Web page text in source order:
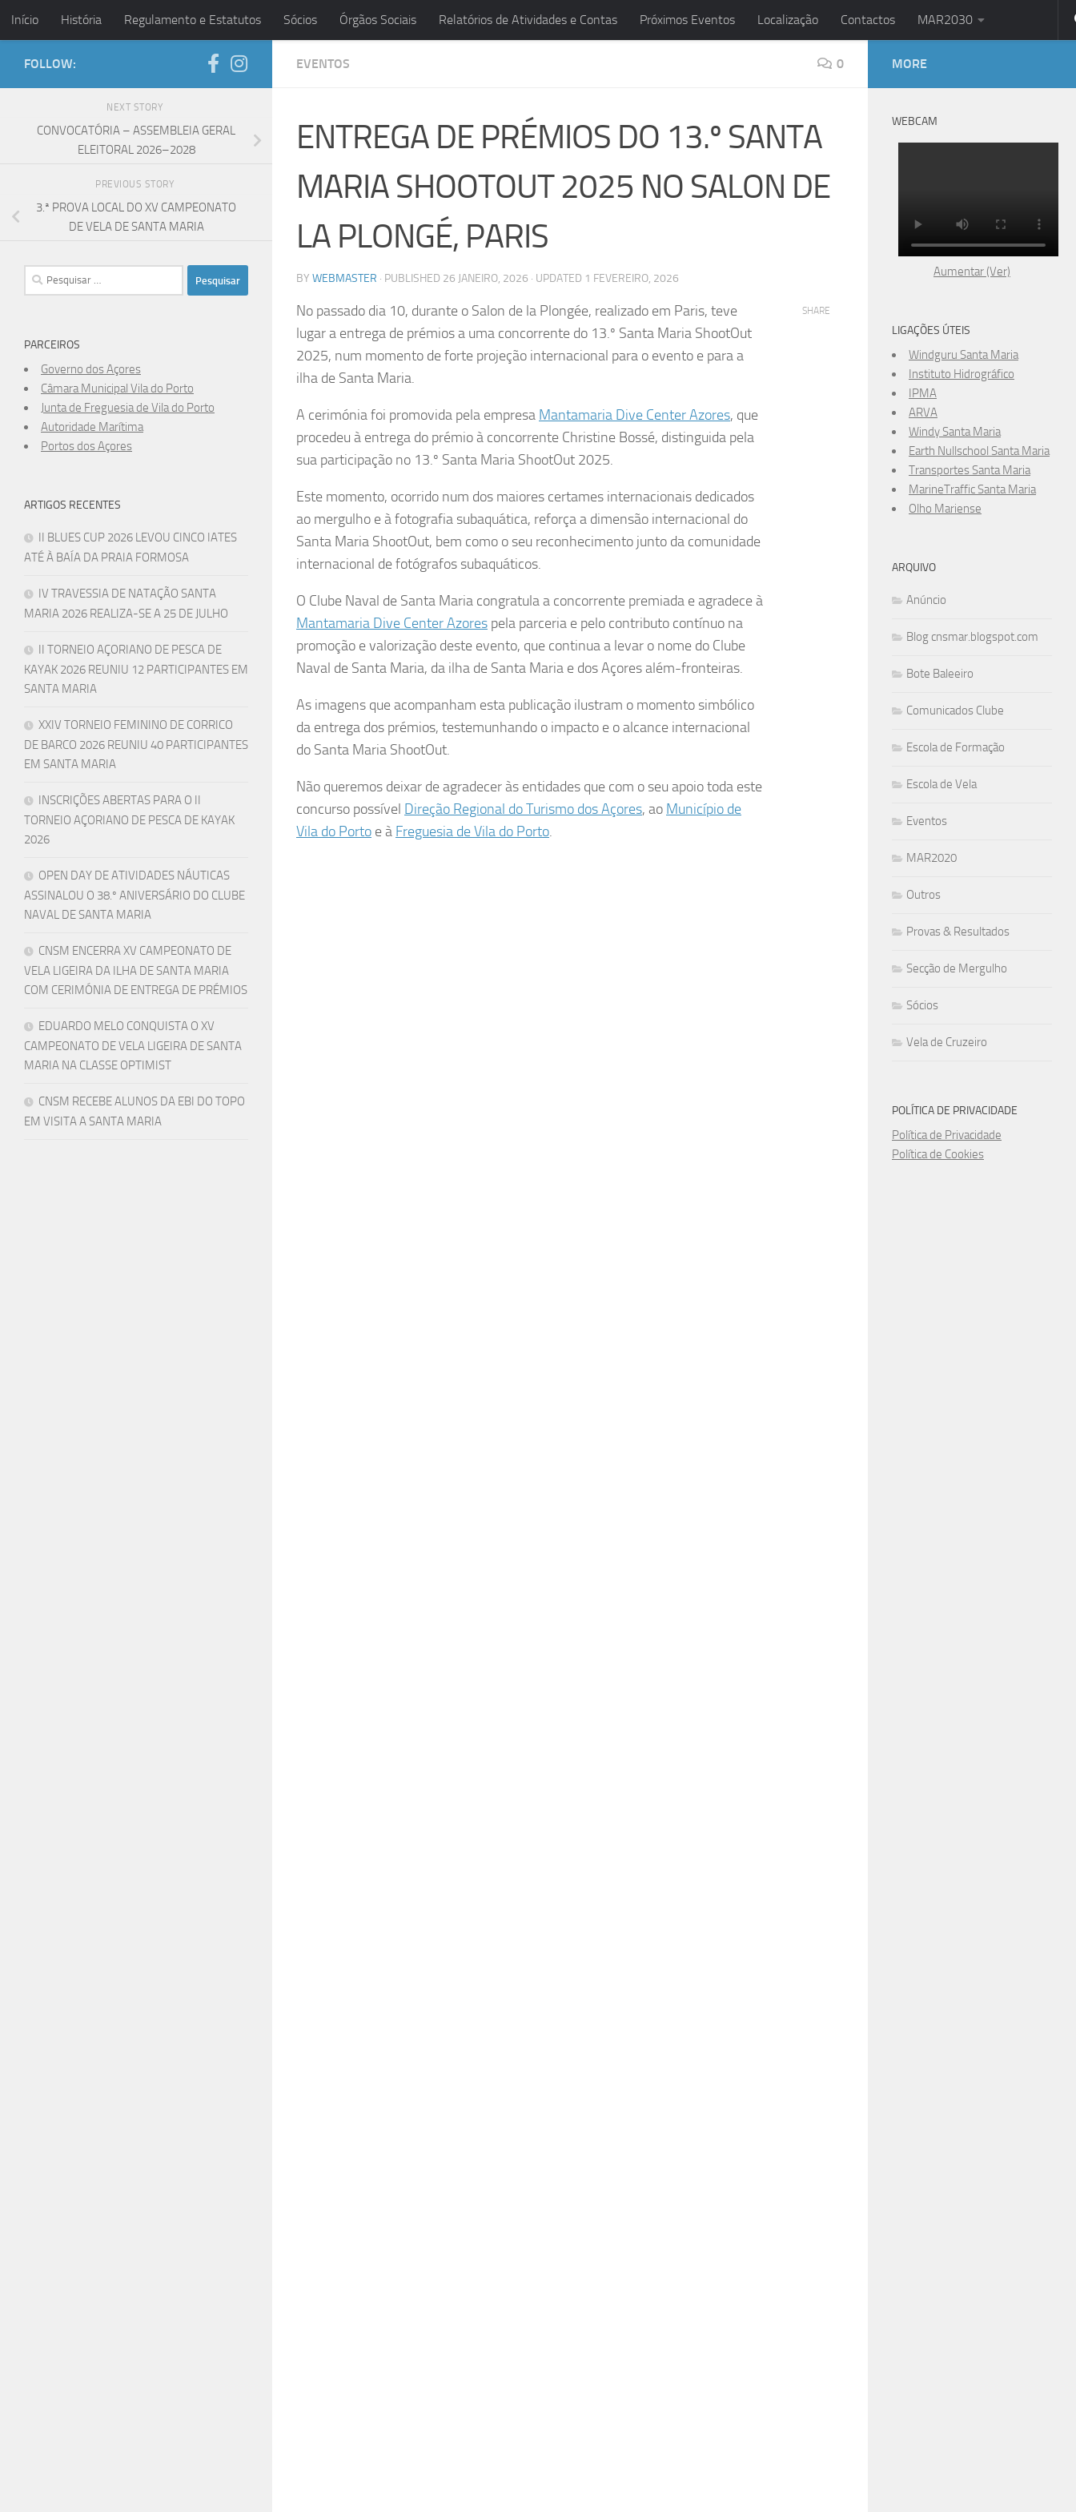
Skip to content
Início História Regulamento e Estatutos Sócios Órgãos Sociais Relatórios de Atividades e Contas Próximos Eventos Localização Contactos MAR2030
EVENTOS 0
ENTREGA DE PRÉMIOS DO 13.º SANTA
MARIA SHOOTOUT 2025 NO SALON DE
LA PLONGÉ, PARIS
BY WEBMASTER · PUBLISHED 26 JANEIRO, 2026 · UPDATED 1 FEVEREIRO, 2026
No passado dia 10, durante o Salon de la Plongée, realizado em Paris, teve
lugar a entrega de prémios a uma concorrente do 13.º Santa Maria ShootOut
2025, num momento de forte projeção internacional para o evento e para a
ilha de Santa Maria.
A cerimónia foi promovida pela empresa Mantamaria Dive Center Azores, que
procedeu à entrega do prémio à concorrente Christine Bossé, distinguida pela
sua participação no 13.º Santa Maria ShootOut 2025.
Este momento, ocorrido num dos maiores certames internacionais dedicados
ao mergulho e à fotografia subaquática, reforça a dimensão internacional do
Santa Maria ShootOut, bem como o seu reconhecimento junto da comunidade
internacional de fotógrafos subaquáticos.
O Clube Naval de Santa Maria congratula a concorrente premiada e agradece à
Mantamaria Dive Center Azores pela parceria e pelo contributo contínuo na
promoção e valorização deste evento, que continua a levar o nome do Clube
Naval de Santa Maria, da ilha de Santa Maria e dos Açores além-fronteiras.
As imagens que acompanham esta publicação ilustram o momento simbólico
da entrega dos prémios, testemunhando o impacto e o alcance internacional
do Santa Maria ShootOut.
Não queremos deixar de agradecer às entidades que com o seu apoio toda este
concurso possível Direção Regional do Turismo dos Açores, ao Município de
Vila do Porto e à Freguesia de Vila do Porto.
SHARE
FOLLOW:
NEXT STORY
CONVOCATÓRIA – ASSEMBLEIA GERAL
ELEITORAL 2026–2028
PREVIOUS STORY
3.ª PROVA LOCAL DO XV CAMPEONATO
DE VELA DE SANTA MARIA
Pesquisar
por:
PARCEIROS
Governo dos Açores
Câmara Municipal Vila do Porto
Junta de Freguesia de Vila do Porto
Autoridade Marítima
Portos dos Açores
ARTIGOS RECENTES
II BLUES CUP 2026 LEVOU CINCO IATES
ATÉ À BAÍA DA PRAIA FORMOSA
IV TRAVESSIA DE NATAÇÃO SANTA
MARIA 2026 REALIZA-SE A 25 DE JULHO
II TORNEIO AÇORIANO DE PESCA DE
KAYAK 2026 REUNIU 12 PARTICIPANTES EM
SANTA MARIA
XXIV TORNEIO FEMININO DE CORRICO
DE BARCO 2026 REUNIU 40 PARTICIPANTES
EM SANTA MARIA
INSCRIÇÕES ABERTAS PARA O II
TORNEIO AÇORIANO DE PESCA DE KAYAK
2026
OPEN DAY DE ATIVIDADES NÁUTICAS
ASSINALOU O 38.º ANIVERSÁRIO DO CLUBE
NAVAL DE SANTA MARIA
CNSM ENCERRA XV CAMPEONATO DE
VELA LIGEIRA DA ILHA DE SANTA MARIA
COM CERIMÓNIA DE ENTREGA DE PRÉMIOS
EDUARDO MELO CONQUISTA O XV
CAMPEONATO DE VELA LIGEIRA DE SANTA
MARIA NA CLASSE OPTIMIST
CNSM RECEBE ALUNOS DA EBI DO TOPO
EM VISITA A SANTA MARIA
MORE
WEBCAM
Aumentar (Ver)
LIGAÇÕES ÚTEIS
Windguru Santa Maria
Instituto Hidrográfico
IPMA
ARVA
Windy Santa Maria
Earth Nullschool Santa Maria
Transportes Santa Maria
MarineTraffic Santa Maria
Olho Mariense
ARQUIVO
Anúncio
Blog cnsmar.blogspot.com
Bote Baleeiro
Comunicados Clube
Escola de Formação
Escola de Vela
Eventos
MAR2020
Outros
Provas & Resultados
Secção de Mergulho
Sócios
Vela de Cruzeiro
POLÍTICA DE PRIVACIDADE
Política de Privacidade
Política de Cookies